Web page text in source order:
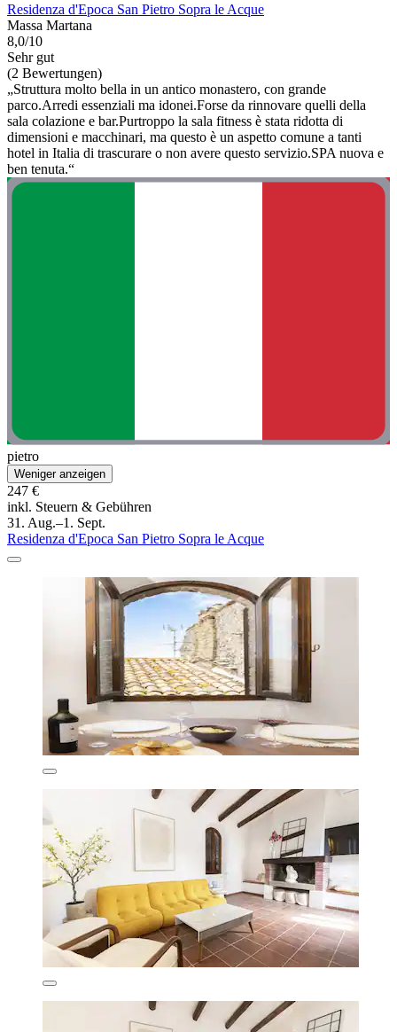
Residenza d'Epoca San Pietro Sopra le Acque
Massa Martana
8,0/10
Sehr gut
(2 Bewertungen)
„Struttura molto bella in un antico monastero, con grande
parco.Arredi essenziali ma idonei.Forse da rinnovare quelli della
sala colazione e bar.Purtroppo la sala fitness è stata ridotta di
dimensioni e macchinari, ma questo è un aspetto comune a tanti
hotel in Italia di trascurare o non avere questo servizio.SPA nuova e
ben tenuta.“
pietro
Weniger anzeigen
247 €
inkl. Steuern & Gebühren
31. Aug.–1. Sept.
Residenza d'Epoca San Pietro Sopra le Acque